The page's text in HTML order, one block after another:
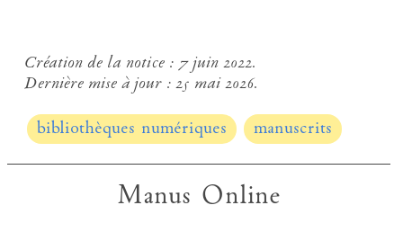
Création de la notice : 7 juin 2022.
Dernière mise à jour :25 mai 2026.
bibliothèques numériques manuscrits
Manus Online